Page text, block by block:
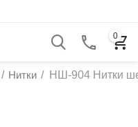
0
/ Нитки / НШ-904 Нитки